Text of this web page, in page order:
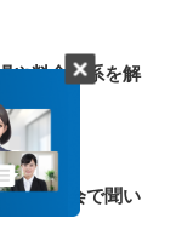
や料金体系を解
？体験会で聞い